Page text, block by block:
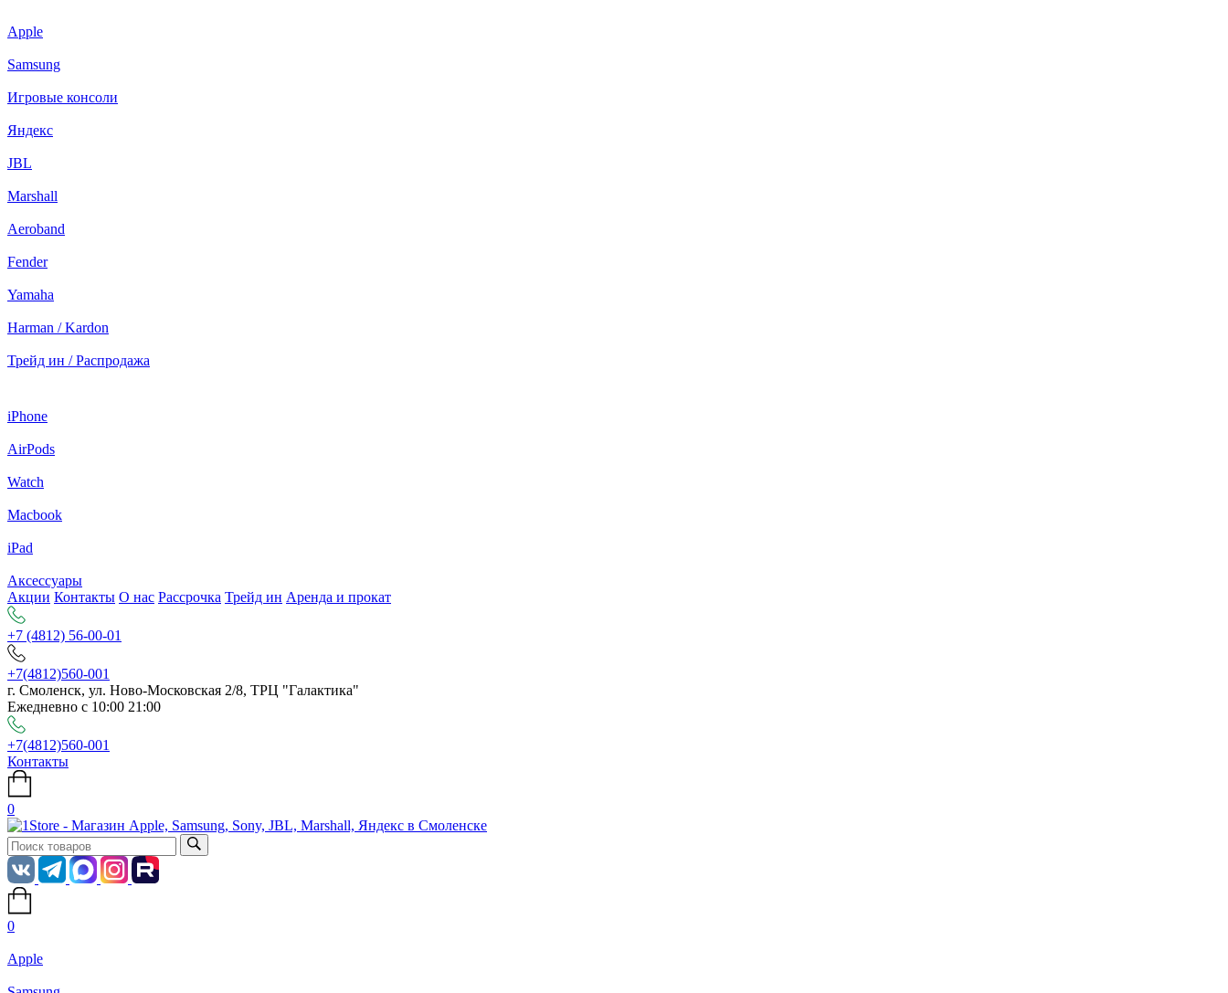
Apple
Samsung
Игровые консоли
Яндекс
JBL
Marshall
Aeroband
Fender
Yamaha
Harman / Kardon
Трейд ин / Распродажа
iPhone
AirPods
Watch
Macbook
iPad
Аксессуары
Акции Контакты О нас Рассрочка Трейд ин Аренда и прокат
+7 (4812) 56-00-01
+7(4812)560-001
г. Смоленск, ул. Ново-Московская 2/8, ТРЦ "Галактика"
Ежедневно с 10:00 21:00
+7(4812)560-001
Контакты
0
0
Apple